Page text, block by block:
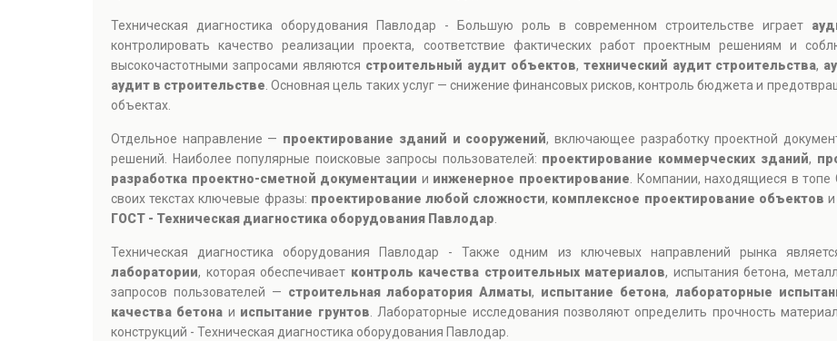
Техническая диагностика оборудования Павлодар - Большую роль в современном строительстве играет
контролировать качество реализации проекта, соответствие фактических работ проектным решениям и
высокочастотными запросами являются строительный аудит объектов, технический аудит строительства,
аудит в строительстве . Основная цель таких услуг — снижение финансовых рисков, контроль бюджета и
объектах.
Отдельное направление — проектирование зданий и сооружений, включающее разработку проектной
решений. Наиболее популярные поисковые запросы пользователей: проектирование коммерческих зданий,
разработка проектно-сметной документации и инженерное проектирование . Компании, находящиеся в топе
своих текстах ключевые фразы: проектирование любой сложности, комплексное проектирование объектов и
ГОСТ - Техническая диагностика оборудования Павлодар
Техническая диагностика оборудования Павлодар - Также одним из ключевых направлений рынка
лаборатории, которая обеспечивает контроль качества строительных материалов, испытания бетона,
запросов пользователей — строительная лаборатория Алматы, испытание бетона, лабораторные
качества бетона и испытание грунтов . Лабораторные исследования позволяют определить прочность
конструкций - Техническая диагностика оборудования Павлодар.